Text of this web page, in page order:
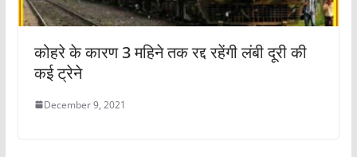
कोहरे के कारण 3 महिने तक रद्द रहेंगी लंबी दूरी की
कई ट्रेने
December 9, 2021